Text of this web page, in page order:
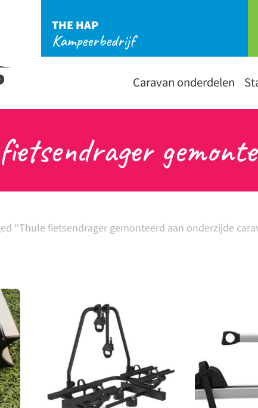
THE HAP
Kampeerbedrijf
Caravan onderdelen
“Thule fietsendrager gemonteerd aan onderzijde